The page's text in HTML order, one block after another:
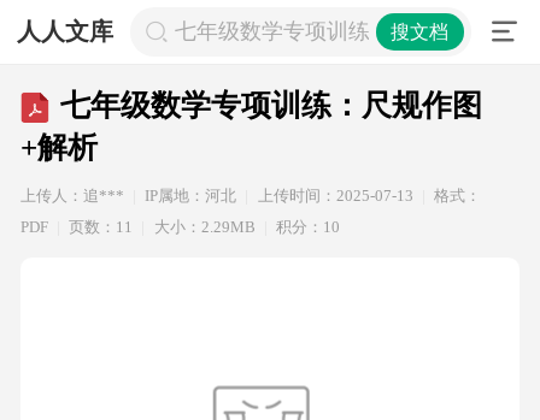
人人文库 七年级数学专项训练：尺规作图+解析
搜文档
七年级数学专项训练：尺规作图
+解析
上传人：追*** IP属地：河北 上传时间：2025-07-13
格式：
PDF
页数：11 大小：2.29MB 积分：10